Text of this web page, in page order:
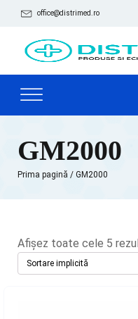
office@distrimed.ro
GM2000
Prima pagină / GM2000
Afișez toate cele 5